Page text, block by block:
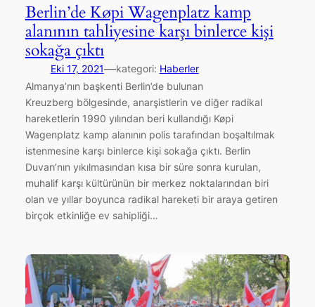
Berlin’de Køpi Wagenplatz kamp
alanının tahliyesine karşı binlerce kişi
sokağa çıktı
Eki 17, 2021—kategori: Haberler
Almanya’nın başkenti Berlin’de bulunan
Kreuzberg bölgesinde, anarşistlerin ve diğer radikal
hareketlerin 1990 yılından beri kullandığı Køpi
Wagenplatz kamp alanının polis tarafından boşaltılmak
istenmesine karşı binlerce kişi sokağa çıktı. Berlin
Duvarı’nın yıkılmasından kısa bir süre sonra kurulan,
muhalif karşı kültürünün bir merkez noktalarından biri
olan ve yıllar boyunca radikal hareketi bir araya getiren
birçok etkinliğe ev sahipliği…